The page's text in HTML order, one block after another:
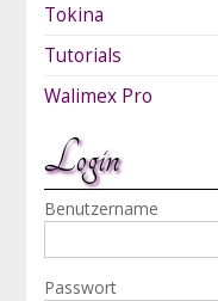
Tokina
Tutorials
Walimex Pro
Login
Benutzername
Passwort